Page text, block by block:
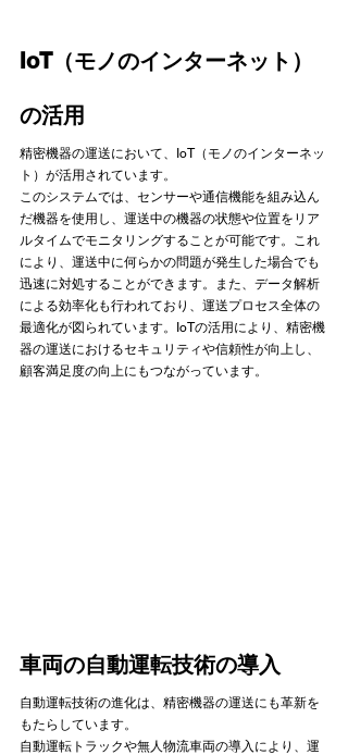
IoT（モノのインターネット）
の活用
精密機器の運送において、IoT（モノのインターネッ
ト）が活用されています。
このシステムでは、センサーや通信機能を組み込ん
だ機器を使用し、運送中の機器の状態や位置をリア
ルタイムでモニタリングすることが可能です。これ
により、運送中に何らかの問題が発生した場合でも
迅速に対処することができます。また、データ解析
による効率化も行われており、運送プロセス全体の
最適化が図られています。IoTの活用により、精密機
器の運送におけるセキュリティや信頼性が向上し、
顧客満足度の向上にもつながっています。
車両の自動運転技術の導入
自動運転技術の進化は、精密機器の運送にも革新を
もたらしています。
自動運転トラックや無人物流車両の導入により、運